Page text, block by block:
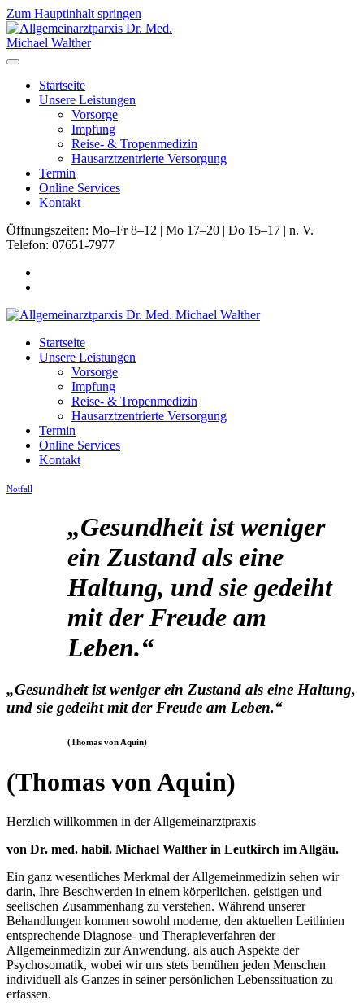
Zum Hauptinhalt springen
Startseite
Unsere Leistungen
Vorsorge
Impfung
Reise- & Tropenmedizin
Hausarztzentrierte Versorgung
Termin
Online Services
Kontakt
Öffnungszeiten: Mo–Fr 8–12 | Mo 17–20 | Do 15–17 | n. V.
Telefon: 07651-7977
Startseite
Unsere Leistungen
Vorsorge
Impfung
Reise- & Tropenmedizin
Hausarztzentrierte Versorgung
Termin
Online Services
Kontakt
Notfall
„Gesundheit ist weniger
ein Zustand als eine
Haltung, und sie gedeiht
mit der Freude am
Leben.“
„Gesundheit ist weniger ein Zustand als eine Haltung,
und sie gedeiht mit der Freude am Leben.“
(Thomas von Aquin)
(Thomas von Aquin)
Herzlich willkommen in der Allgemeinarztpraxis
von Dr. med. habil. Michael Walther in Leutkirch im Allgäu.
Ein ganz wesentliches Merkmal der Allgemeinmedizin sehen wir
darin, Ihre Beschwerden in einem körperlichen, geistigen und
seelischen Zusammenhang zu verstehen. Während unserer
Behandlungen kommen sowohl moderne, den aktuellen Leitlinien
entsprechende Diagnose- und Therapieverfahren der
Allgemeinmedizin zur Anwendung, als auch Aspekte der
Psychosomatik, wobei wir uns stets bemühen jeden Menschen
individuell als Ganzes in seiner persönlichen Lebenssituation zu
erfassen.